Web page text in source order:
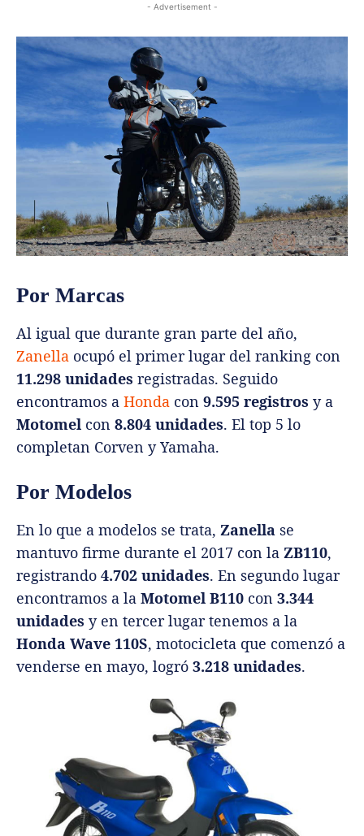
- Advertisement -
Por Marcas
Al igual que durante gran parte del año,
Zanella ocupó el primer lugar del ranking con
11.298 unidades registradas. Seguido
encontramos a Honda con 9.595 registros y a
Motomel con 8.804 unidades. El top 5 lo
completan Corven y Yamaha.
Por Modelos
En lo que a modelos se trata, Zanella se
mantuvo firme durante el 2017 con la ZB110,
registrando 4.702 unidades. En segundo lugar
encontramos a la Motomel B110 con 3.344
unidades y en tercer lugar tenemos a la
Honda Wave 110S, motocicleta que comenzó a
venderse en mayo, logró 3.218 unidades.